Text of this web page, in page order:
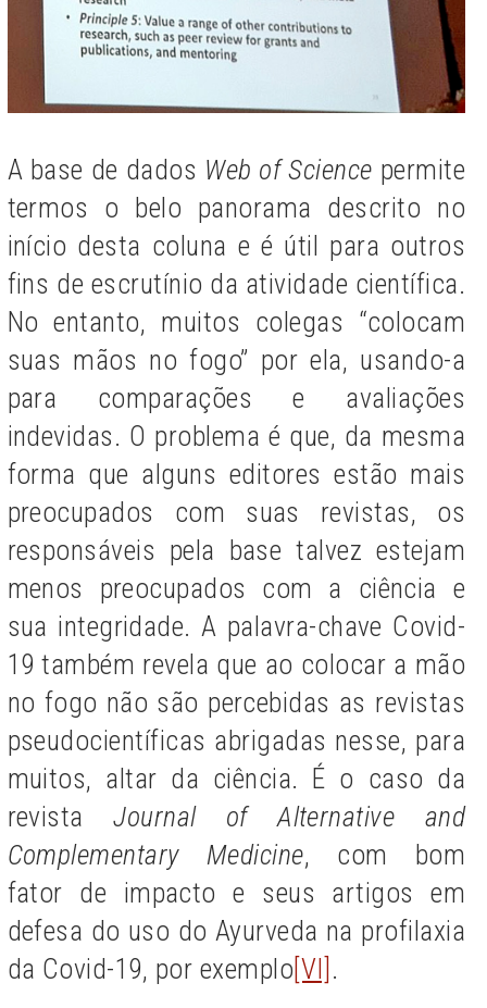
A base de dados Web of Science permite
termos o belo panorama descrito no
início desta coluna e é útil para outros
fins de escrutínio da atividade científica.
No entanto, muitos colegas “colocam
suas mãos no fogo” por ela, usando-a
para comparações e avaliações
indevidas. O problema é que, da mesma
forma que alguns editores estão mais
preocupados com suas revistas, os
responsáveis pela base talvez estejam
menos preocupados com a ciência e
sua integridade. A palavra-chave Covid-
19 também revela que ao colocar a mão
no fogo não são percebidas as revistas
pseudocientíficas abrigadas nesse, para
muitos, altar da ciência. É o caso da
revistaJournal of Alternative and
Complementary Medicine, com bom
fator de impacto e seus artigos em
defesa do uso do Ayurveda na profilaxia
da Covid-19, por exemplo[VI] .